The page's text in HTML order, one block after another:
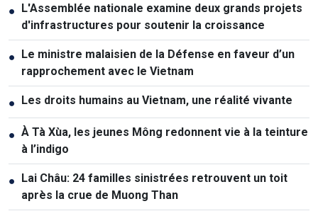
● L'Assemblée nationale examine deux grands projets
d'infrastructures pour soutenir la croissance
● Le ministre malaisien de la Défense en faveur d’un
rapprochement avec le Vietnam
● Les droits humains au Vietnam, une réalité vivante
● À Tà Xùa, les jeunes Mông redonnent vie à la teinture
à l’indigo
● Lai Châu: 24 familles sinistrées retrouvent un toit
après la crue de Muong Than